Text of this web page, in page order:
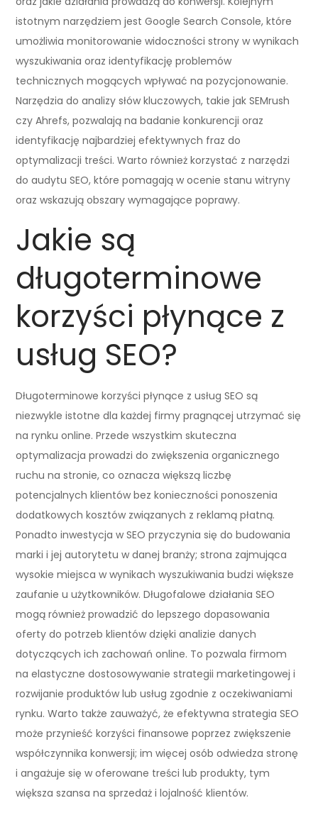
istotnym narzędziem jest Google Search Console, które
umożliwia monitorowanie widoczności strony w wynikach
wyszukiwania oraz identyfikację problemów
technicznych mogących wpływać na pozycjonowanie.
Narzędzia do analizy słów kluczowych, takie jak SEMrush
czy Ahrefs, pozwalają na badanie konkurencji oraz
identyfikację najbardziej efektywnych fraz do
optymalizacji treści. Warto również korzystać z narzędzi
do audytu SEO, które pomagają w ocenie stanu witryny
oraz wskazują obszary wymagające poprawy.
Jakie są
długoterminowe
korzyści płynące z
usług SEO?
Długoterminowe korzyści płynące z usług SEO są
niezwykle istotne dla każdej firmy pragnącej utrzymać się
na rynku online. Przede wszystkim skuteczna
optymalizacja prowadzi do zwiększenia organicznego
ruchu na stronie, co oznacza większą liczbę
potencjalnych klientów bez konieczności ponoszenia
dodatkowych kosztów związanych z reklamą płatną.
Ponadto inwestycja w SEO przyczynia się do budowania
marki i jej autorytetu w danej branży; strona zajmująca
wysokie miejsca w wynikach wyszukiwania budzi większe
zaufanie u użytkowników. Długofalowe działania SEO
mogą również prowadzić do lepszego dopasowania
oferty do potrzeb klientów dzięki analizie danych
dotyczących ich zachowań online. To pozwala firmom
na elastyczne dostosowywanie strategii marketingowej i
rozwijanie produktów lub usług zgodnie z oczekiwaniami
rynku. Warto także zauważyć, że efektywna strategia SEO
może przynieść korzyści finansowe poprzez zwiększenie
współczynnika konwersji; im więcej osób odwiedza stronę
i angażuje się w oferowane treści lub produkty, tym
większa szansa na sprzedaż i lojalność klientów.